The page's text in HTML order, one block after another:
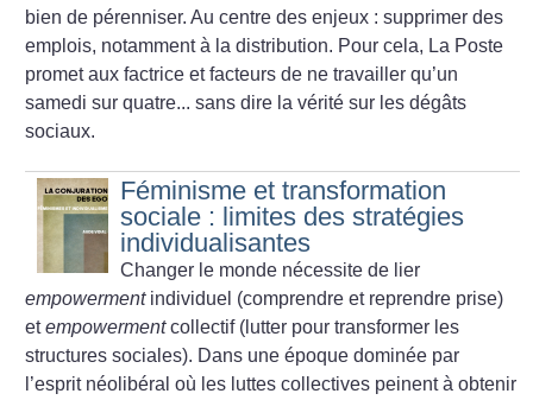
bien de pérenniser. Au ­centre des enjeux : supprimer des
emplois, notamment à la distribution. Pour cela, La Poste
promet aux factrice et facteurs de ne travailler qu’un
samedi sur quatre... sans dire la vérité sur les dégâts
sociaux.
Féminisme et transformation
sociale : limites des stratégies
individualisantes
Changer le monde nécessite de lier
empowermentindividuel (comprendre et reprendre prise)
etempowermentcollectif (lutter pour transformer les
structures sociales). Dans une époque dominée par
l’esprit néolibéral où les luttes collectives peinent à obtenir